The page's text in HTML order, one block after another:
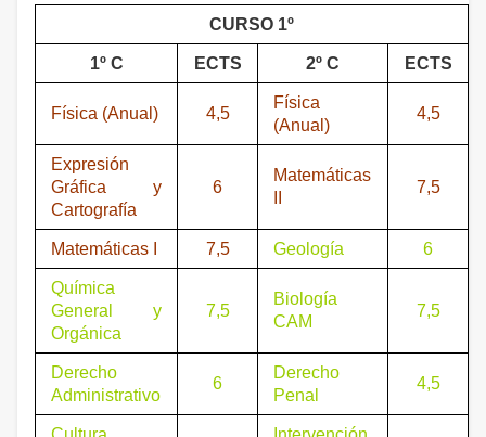
CURSO 1º
1º C ECTS 2º C ECTS
Física (Anual) 4,5
Física
(Anual)
4,5
Expresión
Gráfica y
Cartografía
6
Matemáticas
7,5
Matemáticas I 7,5 Geología 6
Química
General y
Orgánica
7,5
Biología
CAM
7,5
Derecho
Administrativo
6
Derecho
Penal
4,5